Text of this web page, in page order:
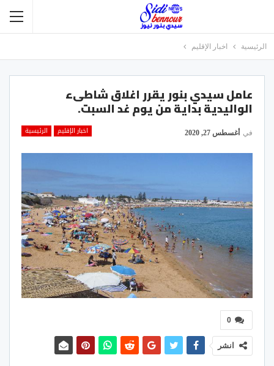
الرئيسية اخبار الإقليم
عامل سيدي بنور يقرر اغلاق شاطىء
الواليدية بداية من يوم غد السبت.
اخبار الإقليم الرئيسية في أغسطس 27, 2020
0
انشر